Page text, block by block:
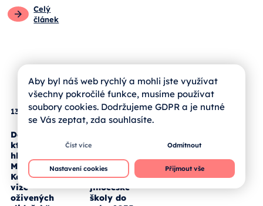
Pro žáky
13. 05. 2026
Deset let,
která dala
hlas talentu.
Magdalena
Kožená a její
Méně dětí ve
třídách. Jak
propad
změní
Aby byl náš web rychlý a mohli jste využívat
všechny pokročilé funkce, musíme používat
soubory cookies. Dodržujeme GDPR a je nutné
se Vás zeptat, zda souhlasíte.
Číst více Odmítnout
Nastavení cookies Přijmout vše